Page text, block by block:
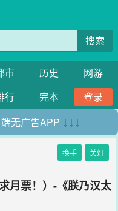
搜索
市 历史
网游
行 完本
登录
无广告APP ↓↓↓
换手 关灯
月票！）-《朕乃汉太